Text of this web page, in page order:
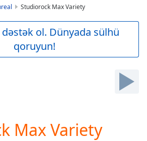
Studiorock Max Variety
ol. Dünyada sülhü
qoruyun!
Max Variety